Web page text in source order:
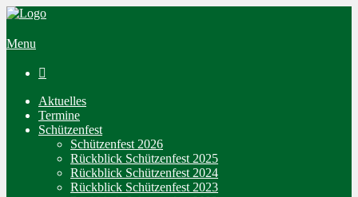
Menu

Aktuelles
Termine
Schützenfest
Schützenfest 2026
Rückblick Schützenfest 2025
Rückblick Schützenfest 2024
Rückblick Schützenfest 2023